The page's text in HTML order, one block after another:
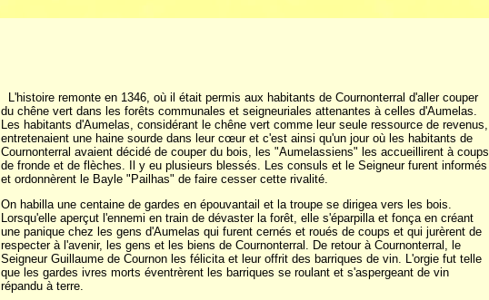
L'histoire remonte en 1346, où il était permis aux habitants de Cournonterral d'aller couper
du chêne vert dans les forêts communales et seigneuriales attenantes à celles d'Aumelas.
Les habitants d'Aumelas, considérant le chêne vert comme leur seule ressource de revenus,
entretenaient une haine sourde dans leur cœur et c'est ainsi qu'un jour où les habitants de
Cournonterral avaient décidé de couper du bois, les "Aumelassiens" les accueillirent à coups
de fronde et de flèches. Il y eu plusieurs blessés. Les consuls et le Seigneur furent informés
et ordonnèrent le Bayle "Pailhas" de faire cesser cette rivalité.
On habilla une centaine de gardes en épouvantail et la troupe se dirigea vers les bois.
Lorsqu'elle aperçut l'ennemi en train de dévaster la forêt, elle s'éparpilla et fonça en créant
une panique chez les gens d'Aumelas qui furent cernés et roués de coups et qui jurèrent de
respecter à l'avenir, les gens et les biens de Cournonterral. De retour à Cournonterral, le
Seigneur Guillaume de Cournon les félicita et leur offrit des barriques de vin. L'orgie fut telle
que les gardes ivres morts éventrèrent les barriques se roulant et s'aspergeant de vin
répandu à terre.